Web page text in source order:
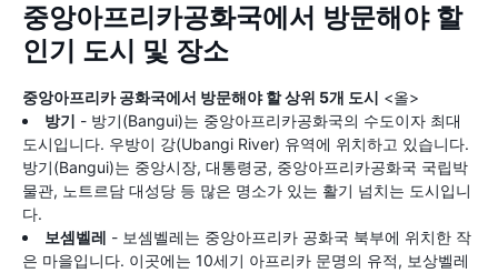
중앙아프리카공화국에서 방문해야 할
인기 도시 및 장소
중앙아프리카 공화국에서 방문해야 할 상위 5개 도시 <올>
방기 - 방기(Bangui)는 중앙아프리카공화국의 수도이자 최대
도시입니다. 우방이 강(Ubangi River) 유역에 위치하고 있습니다.
방기(Bangui)는 중앙시장, 대통령궁, 중앙아프리카공화국 국립박
물관, 노트르담 대성당 등 많은 명소가 있는 활기 넘치는 도시입니
다.
보셈벨레 - 보셈벨레는 중앙아프리카 공화국 북부에 위치한 작
은 마을입니다. 이곳에는 10세기 아프리카 문명의 유적, 보상벨레